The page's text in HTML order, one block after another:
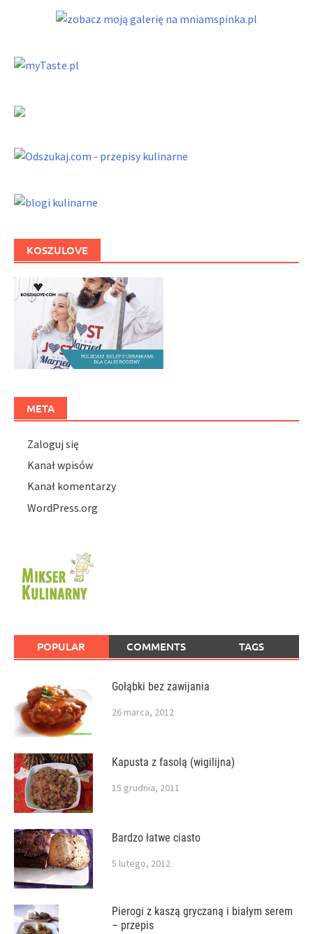
KOSZULOVE
META
Zaloguj się
Kanał wpisów
Kanał komentarzy
WordPress.org
POPULAR COMMENTS TAGS
Gołąbki bez zawijania
26 marca, 2012
Kapusta z fasolą (wigilijna)
15 grudnia, 2011
Bardzo łatwe ciasto
5 lutego, 2012
Pierogi z kaszą gryczaną i białym serem
– przepis